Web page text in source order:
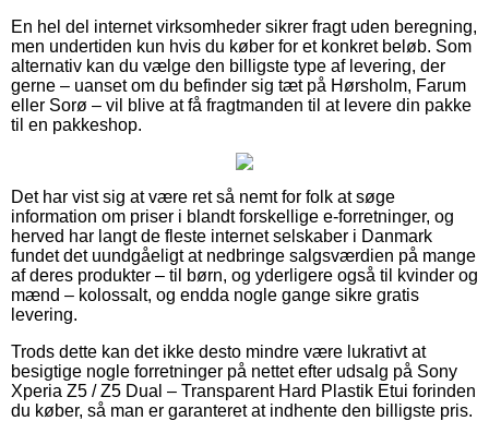
En hel del internet virksomheder sikrer fragt uden beregning,
men undertiden kun hvis du køber for et konkret beløb. Som
alternativ kan du vælge den billigste type af levering, der
gerne – uanset om du befinder sig tæt på Hørsholm, Farum
eller Sorø – vil blive at få fragtmanden til at levere din pakke
til en pakkeshop.
Det har vist sig at være ret så nemt for folk at søge
information om priser i blandt forskellige e-forretninger, og
herved har langt de fleste internet selskaber i Danmark
fundet det uundgåeligt at nedbringe salgsværdien på mange
af deres produkter – til børn, og yderligere også til kvinder og
mænd – kolossalt, og endda nogle gange sikre gratis
levering.
Trods dette kan det ikke desto mindre være lukrativt at
besigtige nogle forretninger på nettet efter udsalg på Sony
Xperia Z5 / Z5 Dual – Transparent Hard Plastik Etui forinden
du køber, så man er garanteret at indhente den billigste pris.